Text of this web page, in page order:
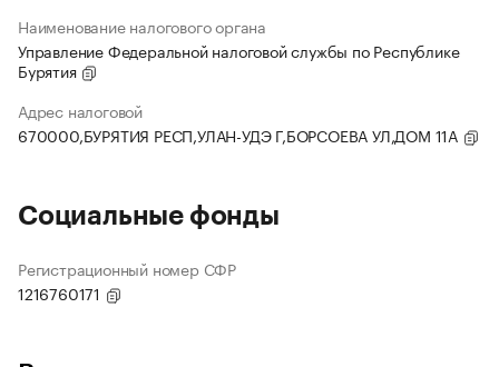
Наименование налогового органа
Управление Федеральной налоговой службы по Республике
Бурятия
Адрес налоговой
670000,БУРЯТИЯ РЕСП,УЛАН-УДЭ Г,БОРСОЕВА УЛ,ДОМ 11А
Социальные фонды
Регистрационный номер СФР
1216760171